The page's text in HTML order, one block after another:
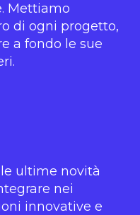
Mettiamo
di ogni progetto,
a fondo le sue
ultime novità
nei
innovative e